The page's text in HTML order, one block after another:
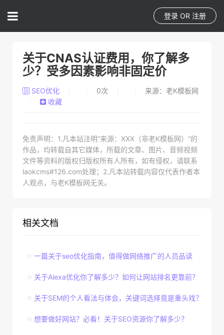
登录 OR 注册
关于CNAS认证费用，你了解多
少？受多因素影响非固定价
SEO优化 0次
来源：老K模板网
收藏
免责声明：1.凡本站注明“来源：XXX（非老K模板网）”的
作品，均转载自其它媒体，所载的文章、图片、音频视频
文件等资料的版权归版权所有人所有，如有侵权，请联系
laokcms#126.com处理；2.凡本站转载内容仅代表作者本
人观点，与老K模板网无关。
相关文档
一篇关于seo优化指南，值得做网络推广的人员品读
关于Alexa优化你了解多少？如何让网站排名更靠前？
关于SEM的个人看法与体会，关键词选择竟是重头戏？
想要做好网站？必看！关于SEO资源你了解多少？